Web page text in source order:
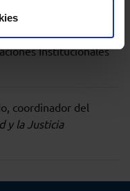
Institucionales
coordinador del
y la Justicia